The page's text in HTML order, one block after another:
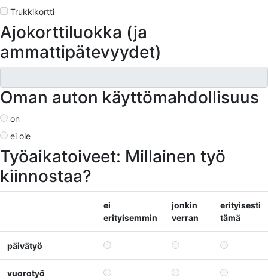
Trukkikortti
Ajokorttiluokka (ja
ammattipätevyydet)
Oman auton käyttömahdollisuus
on
ei ole
Työaikatoiveet: Millainen työ
kiinnostaa?
ei
erityisemmin
jonkin
verran
erityisesti
tämä
päivätyö
vuorotyö